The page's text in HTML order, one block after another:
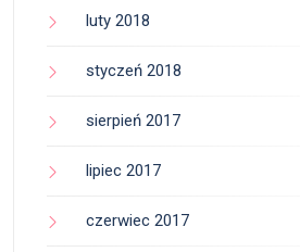
luty 2018
styczeń 2018
sierpień 2017
lipiec 2017
czerwiec 2017